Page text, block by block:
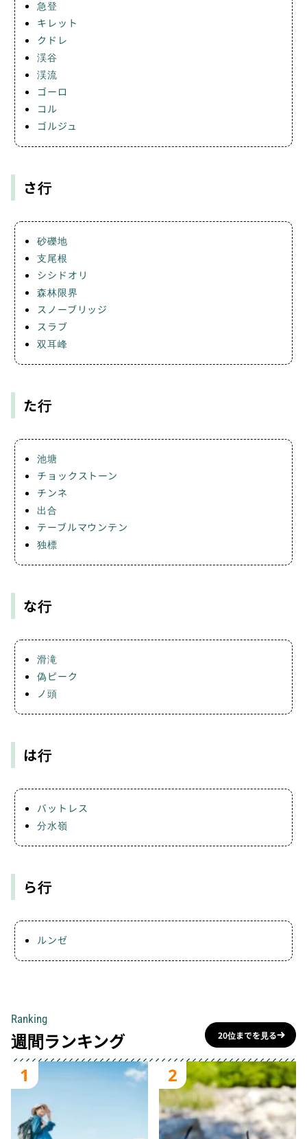
急登
キレット
クドレ
渓谷
渓流
ゴーロ
コル
ゴルジュ
さ行
砂礫地
支尾根
シシドオリ
森林限界
スノーブリッジ
スラブ
双耳峰
た行
池塘
チョックストーン
チンネ
出合
テーブルマウンテン
独標
な行
滑滝
偽ピーク
ノ頭
は行
バットレス
分水嶺
ら行
ルンゼ
Ranking
週間ランキング 20位までを見る
1 2